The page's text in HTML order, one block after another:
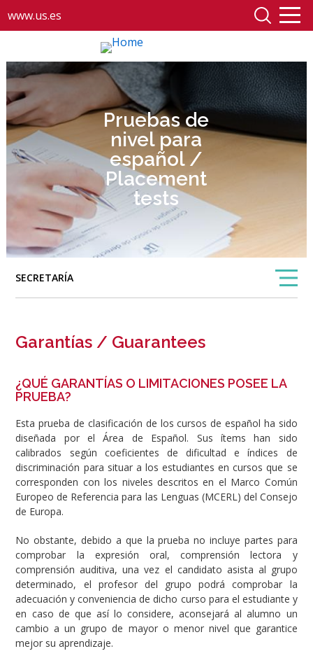
www.us.es
Pruebas de
nivel para
español /
Placement
tests
SECRETARÍA
Garantías / Guarantees
¿QUÉ GARANTÍAS O LIMITACIONES POSEE LA
PRUEBA?
Esta prueba de clasificación de los cursos de español ha sido
diseñada por el Área de Español. Sus ítems han sido
calibrados según coeficientes de dificultad e índices de
discriminación para situar a los estudiantes en cursos que se
corresponden con los niveles descritos en el Marco Común
Europeo de Referencia para las Lenguas (MCERL) del Consejo
de Europa.
No obstante, debido a que la prueba no incluye partes para
comprobar la expresión oral, comprensión lectora y
comprensión auditiva, una vez el candidato asista al grupo
determinado, el profesor del grupo podrá comprobar la
adecuación y conveniencia de dicho curso para el estudiante y
en caso de que así lo considere, aconsejará al alumno un
cambio a un grupo de mayor o menor nivel que garantice
mejor su aprendizaje.